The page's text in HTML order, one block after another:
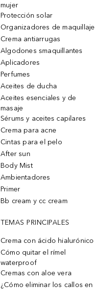
mujer
Protección solar
Organizadores de maquillaje
Crema antiarrugas
Algodones smaquillantes
Aplicadores
Perfumes
Aceites de ducha
Aceites esenciales y de
masaje
Sérums y aceites capilares
Crema para acne
Cintas para el pelo
After sun
Body Mist
Ambientadores
Primer
Bb cream y cc cream
TEMAS PRINCIPALES
Crema con ácido hialurónico
Cómo quitar el rímel
waterproof
Cremas con aloe vera
¿Cómo eliminar los callos en